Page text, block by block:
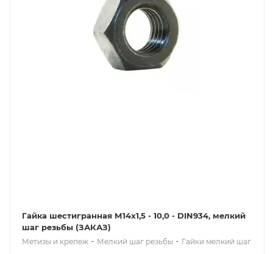
Гайка шестигранная М14x1,5 - 10,0 - DIN934, мелкий
шаг резьбы (ЗАКАЗ)
Метизы и крепеж - Мелкий шаг резьбы - Гайки мелкий шаг